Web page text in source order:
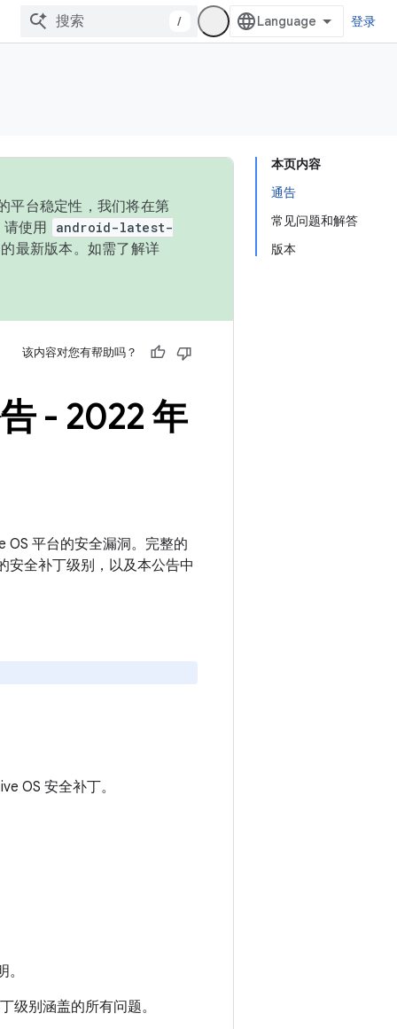
/ 登录
本页内容
通告
常见问题和解答
版本
平台稳定性，我们将在第
使用
android-latest-
最新版本。如需了解详
该内容对您有帮助吗？
- 2022 年
平台的安全漏洞。完整的
全补丁级别，以及本公告中
OS 安全补丁。
别涵盖的所有问题。